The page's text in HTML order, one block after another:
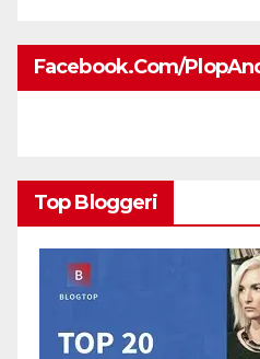
Facebook.com/
Top Bloggeri